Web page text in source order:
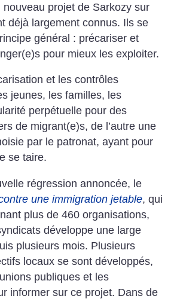
nouveau projet de Sarkozy sur
déjà largement connus. Ils se
général : précariser et
pour mieux les exploiter.
et les contrôles
jeunes, les familles, les
perpétuelle pour des
de migrant(e)s, de l’autre une
par le patronat, ayant pour
se taire.
régression annoncée, le
une immigration jetable, qui
plus de 460 organisations,
développe une large
plusieurs mois. Plusieurs
locaux se sont développés,
publiques et les
informer sur ce projet. Dans de